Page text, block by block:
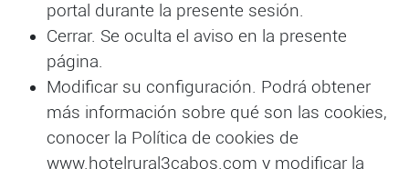
portal durante la presente sesión.
Cerrar. Se oculta el aviso en la presente
página.
Modificar su configuración. Podrá obtener
más información sobre qué son las cookies,
conocer la Política de cookies de
www.hotelrural3cabos.com y modificar la